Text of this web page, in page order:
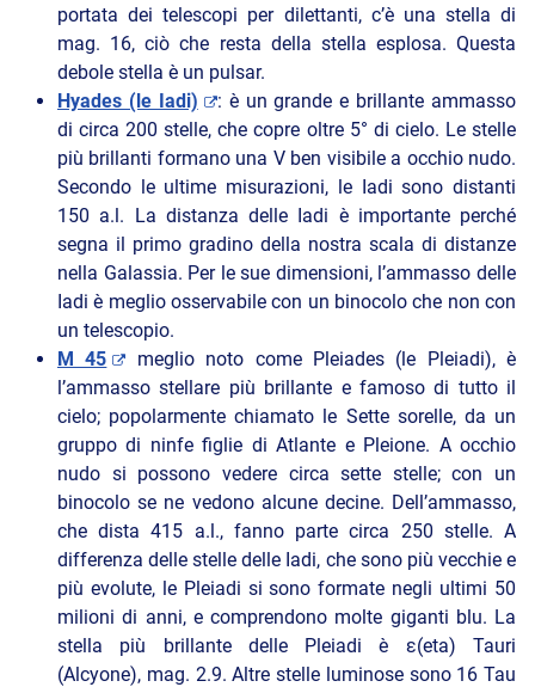
portata dei telescopi per dilettanti, c’è una stella di
mag. 16, ciò che resta della stella esplosa. Questa
debole stella è un pulsar.
Hyades (le Iadi)
: è un grande e brillante ammasso
di circa 200 stelle, che copre oltre 5° di cielo. Le stelle
più brillanti formano una V ben visibile a occhio nudo.
Secondo le ultime misurazioni, le Iadi sono distanti
150 a.l. La distanza delle Iadi è importante perché
segna il primo gradino della nostra scala di distanze
nella Galassia. Per le sue dimensioni, l’ammasso delle
Iadi è meglio osservabile con un binocolo che non con
un telescopio.
M 45
meglio noto come Pleiades (le Pleiadi), è
l’ammasso stellare più brillante e famoso di tutto il
cielo; popolarmente chiamato le Sette sorelle, da un
gruppo di ninfe figlie di Atlante e Pleione. A occhio
nudo si possono vedere circa sette stelle; con un
binocolo se ne vedono alcune decine. Dell’ammasso,
che dista 415 a.l., fanno parte circa 250 stelle. A
differenza delle stelle delle Iadi, che sono più vecchie e
più evolute, le Pleiadi si sono formate negli ultimi 50
milioni di anni, e comprendono molte giganti blu. La
stella più brillante delle Pleiadi è ε(eta) Tauri
(Alcyone), mag. 2.9. Altre stelle luminose sono 16 Tau